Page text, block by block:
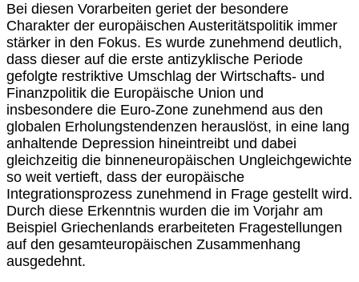
Bei diesen Vorarbeiten geriet der besondere
Charakter der europäischen Austeritätspolitik immer
stärker in den Fokus. Es wurde zunehmend deutlich,
dass dieser auf die erste antizyklische Periode
gefolgte restriktive Umschlag der Wirtschafts- und
Finanzpolitik die Europäische Union und
insbesondere die Euro-Zone zunehmend aus den
globalen Erholungstendenzen herauslöst, in eine lang
anhaltende Depression hineintreibt und dabei
gleichzeitig die binneneuropäischen Ungleichgewichte
so weit vertieft, dass der europäische
Integrationsprozess zunehmend in Frage gestellt wird.
Durch diese Erkenntnis wurden die im Vorjahr am
Beispiel Griechenlands erarbeiteten Fragestellungen
auf den gesamteuropäischen Zusammenhang
ausgedehnt.